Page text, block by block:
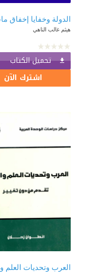
هيثم غالب الناهي
تحميل الكتاب
اشترك الآن